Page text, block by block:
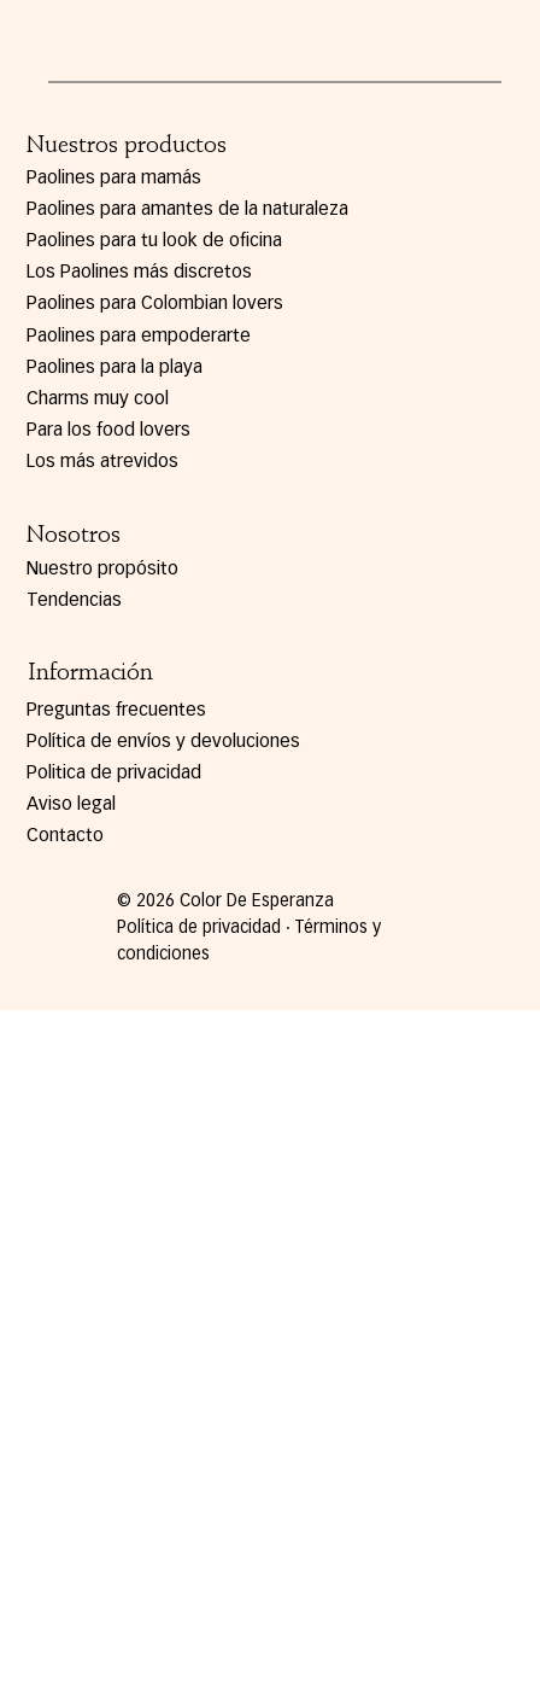
Nuestros productos
Paolines para mamás
Paolines para amantes de la naturaleza
Paolines para tu look de oficina
Paolines para Colombian lovers
Los Paolines más discretos
Paolines para empoderarte
Paolines para la playa
Charms muy cool
Para los food lovers
Los más atrevidos
Nosotros
Nuestro propósito
Tendencias
Información
Preguntas frecuentes
Política de envíos y devoluciones
Politica de privacidad
Aviso legal
Contacto
© 2026 Color De Esperanza
Política de privacidad ∙ Términos y
condiciones